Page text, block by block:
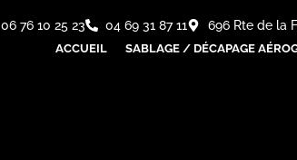
06 76 10 25 23 04 69 31 87 11 696 Rte de la
ACCUEIL SABLAGE / DÉCAPAGE